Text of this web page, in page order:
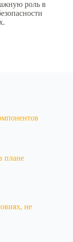
роль в
плане
не